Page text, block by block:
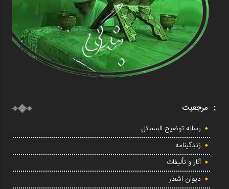
مرجعیت
رساله توضیح المسائل
زندگینامه
آثار و تألیفات
دیوان اشعار